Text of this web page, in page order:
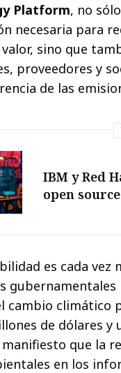
Platform, no
necesaria para
valor, sino que
proveedores y
de las
IBM y Red
open source
es cada
cambio climático
de dólares
que la
en los